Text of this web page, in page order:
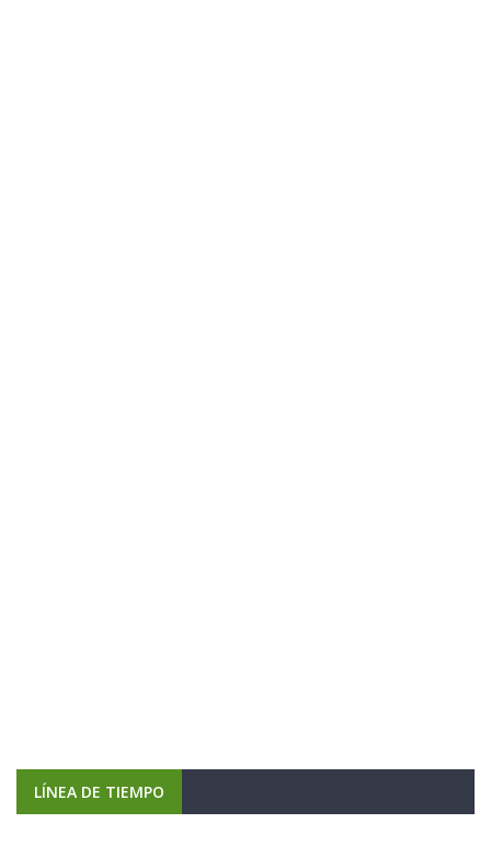
LÍNEA DE TIEMPO